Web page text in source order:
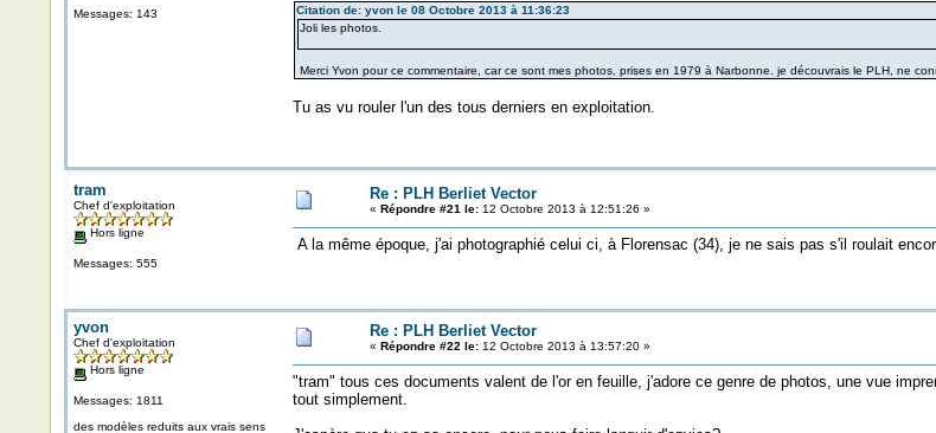
Messages: 143
Citation de: yvon le 08 Octobre 2013 à 11:36:23
Joli les photos.
Merci Yvon pour ce commentaire, car ce sont mes photos, prises en 1979 à Narbonne. je découvrais le PLH, ne
Tu as vu rouler l'un des tous derniers en exploitation.
tram
Chef d'exploitation
Hors ligne
Messages: 555
Re : PLH Berliet Vector
« Répondre #21 le:12 Octobre 2013 à 12:51:26 »
A la même époque, j'ai photographié celui ci, à Florensac (34), je ne sais pas s'il roulait
yvon
Chef d'exploitation
Hors ligne
Messages: 1811
des modèles reduits aux vrais sens
Re : PLH Berliet Vector
« Répondre #22 le:12 Octobre 2013 à 13:57:20 »
"tram" tous ces documents valent de l'or en feuille, j'adore ce genre de photos, une vue
tout simplement.